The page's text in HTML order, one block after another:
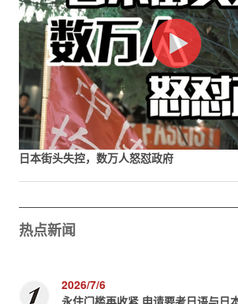
日本街头失控，数万人怒怼政府
热点新闻
2026/7/6